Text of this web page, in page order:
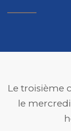
Le troisième
le